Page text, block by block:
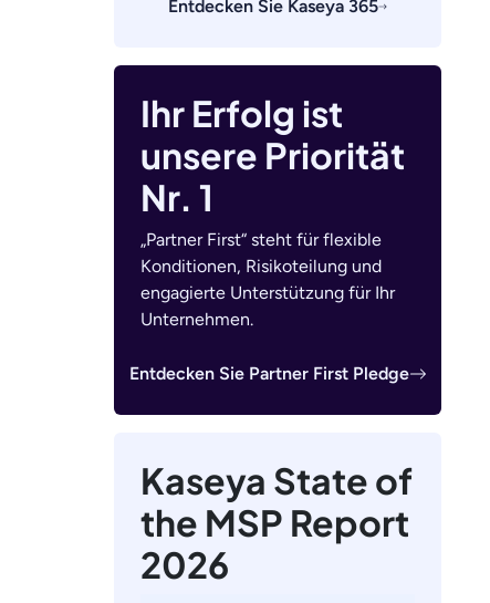
Entdecken Sie Kaseya 365
Ihr Erfolg ist
unsere Priorität
Nr. 1
„Partner First“ steht für flexible
Konditionen, Risikoteilung und
engagierte Unterstützung für Ihr
Unternehmen.
Entdecken Sie Partner First Pledge
Kaseya State of
the MSP Report
2026